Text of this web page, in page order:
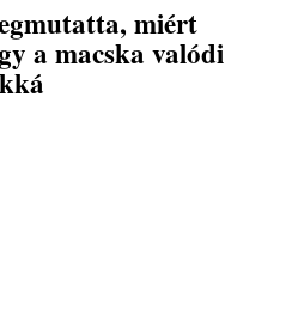
miért
a macska valódi